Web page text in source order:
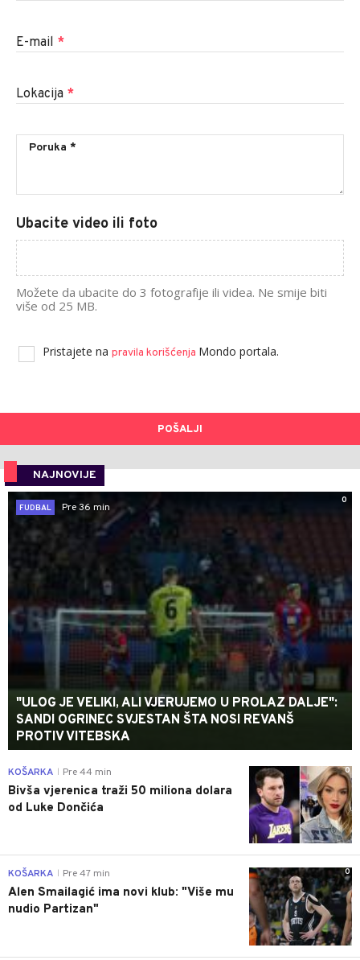
E-mail *
Lokacija *
Ubacite video ili foto
Možete da ubacite do 3 fotografije ili videa. Ne smije biti
više od 25 MB.
Pristajete na pravila korišćenja Mondo portala.
POŠALJI
NAJNOVIJE
0
FUDBAL
Pre 36 min
"ULOG JE VELIKI, ALI VJERUJEMO U PROLAZ DALJE":
SANDI OGRINEC SVJESTAN ŠTA NOSI REVANŠ
PROTIV VITEBSKA
0
KOŠARKA Pre 44 min
Bivša vjerenica traži 50 miliona dolara
od Luke Dončića
0
KOŠARKA Pre 47 min
Alen Smailagić ima novi klub: "Više mu
nudio Partizan"